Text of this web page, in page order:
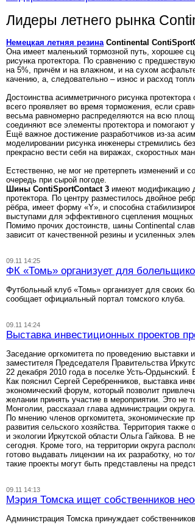
Лидеры летнего рынка
Немецкая летняя резинаContinental
Она имеет маленький тормозной путь, хорошее
рисунка протектора. По сравнению с
на 5%, причём и на влажном, и на сухом
качению, а, следовательно – износ и расход
Достоинства асимметричного рисунка
всего проявляет во время торможения, если
весьма равномерно распределяются на всю
соединяют все элементы протектора и помогают
Ещё важное достижение разработчиков из-за
моделировании рисунка инженеры стремились
прекрасно вести себя на виражах, скоростных
Естественно, не мог не претерпеть изменений и
очередь при сырой погоде.
Шины ContiSportContact 3 имеют модификацию
протектора. По центру разместилось двойное
рёбра, имеет форму «Y», и способна
выступами для эффективного сцепления мощных
Помимо прочих достоинств, шины Continental
зависит от качественной резины и усиленных
09.11 14:25
ФК «Томь» организует для
Футбольный клуб «Томь» организует для своих
сообщает официальный портал томского клуба.
09.11 14:24
Выставка инвестиционных проектов
Заседание оргкомитета по проведению выставки
заместителя Председателя Правительства
22 декабря 2010 года в поселке Усть-
Как пояснил Сергей Серебренников, выставка
экономический форум, который позволит
желании принять участие в мероприятии. Это не
Монголии, рассказал глава администрации
По мнению членов оргкомитета, экономические
развития сельского хозяйства. Территория
и экологии Иркутской области Ольга Гайкова. В
сегодня. Кроме того, на территории округа
готово выдавать лицензии на их разработку, но
такие проекты могут быть представлены на
09.11 14:13
Мэрия Томска ищет собственников
Администрация Томска принуждает